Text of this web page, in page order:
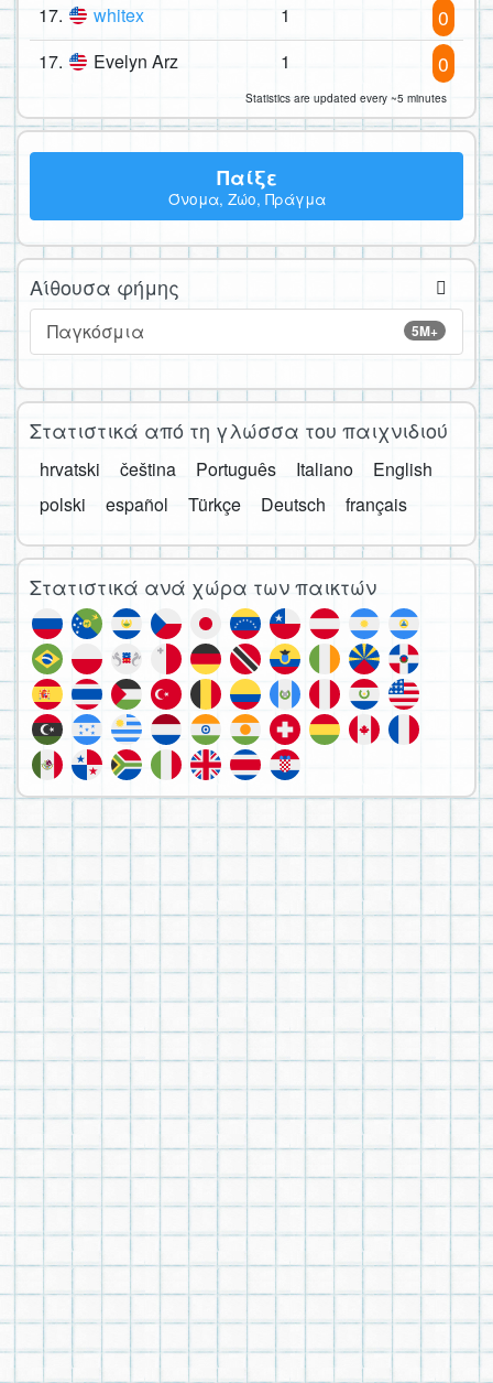
17. whitex 1 0
17. Evelyn Arz 1 0
Statistics are updated every ~5 minutes
Παίξε
Όνομα, Ζώο, Πράγμα
Αίθουσα φήμης
5M+
Παγκόσμια
Στατιστικά από τη γλώσσα του παιχνιδιού
hrvatski čeština Português Italiano
English
polski
español Türkçe Deutsch français
Στατιστικά ανά χώρα των παικτών